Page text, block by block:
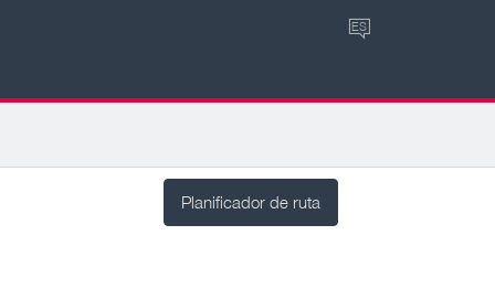
ES
Planificador de ruta